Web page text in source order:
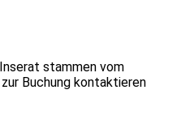
stammen vom
Buchung kontaktieren